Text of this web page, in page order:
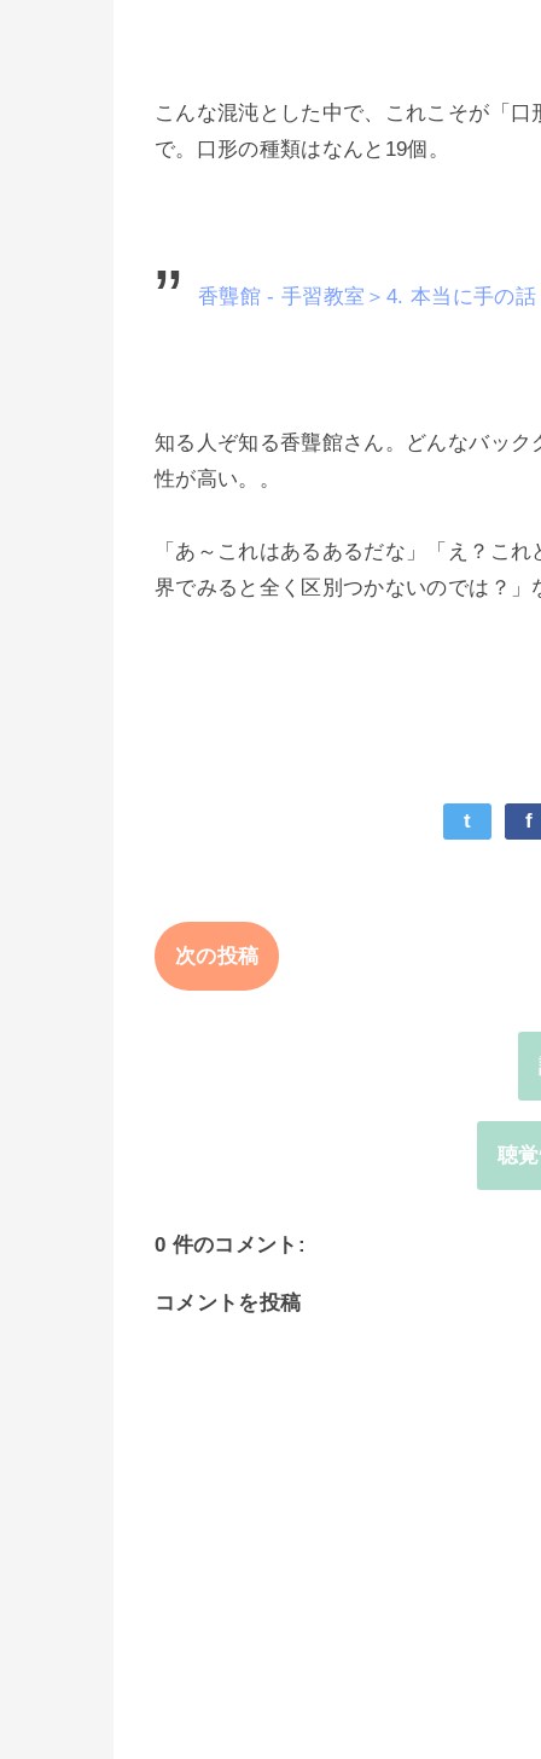
こんな混沌とした中で、これこそが「
で。口形の種類はなんと19個。
香聾館 - 手習教室＞4. 本当に手の
知る人ぞ知る香聾館さん。どんなバッ
性が高い。。
「あ～これはあるあるだな」「え？こ
界でみると全く区別つかないのでは？
t f
次の投稿
聴
0 件のコメント:
コメントを投稿